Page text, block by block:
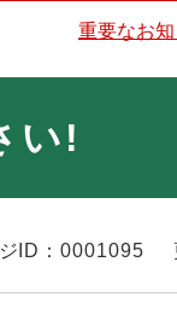
重要なお
い!
ID：0001095